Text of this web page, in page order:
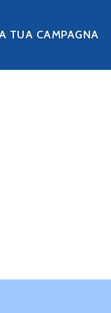
TUA CAMPAGNA